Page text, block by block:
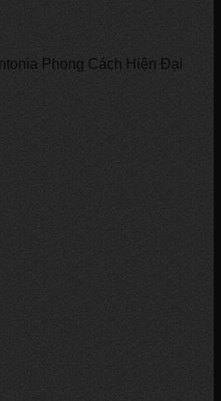
Phong Cách Hiện Đại